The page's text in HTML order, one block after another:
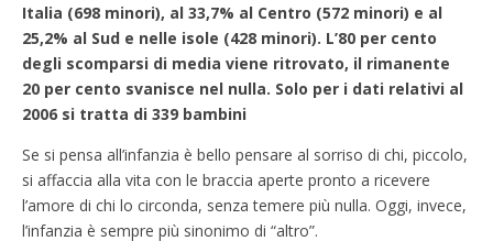
Italia (698 minori), al 33,7% al Centro (572 minori) e al
25,2% al Sud e nelle isole (428 minori). L’80 per cento
degli scomparsi di media viene ritrovato, il rimanente
20 per cento svanisce nel nulla. Solo per i dati relativi al
2006 si tratta di 339 bambini
Se si pensa all’infanzia è bello pensare al sorriso di chi, piccolo,
si affaccia alla vita con le braccia aperte pronto a ricevere
l’amore di chi lo circonda, senza temere più nulla. Oggi, invece,
l’infanzia è sempre più sinonimo di “altro”.